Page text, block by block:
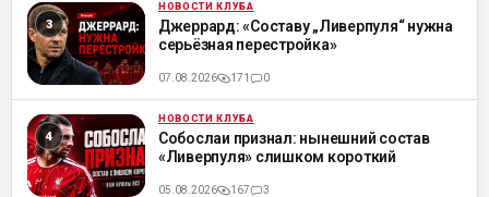
ML НОВОСТИ КЛУБА
Джеррард: «Составу „Ливерпуля“ нужна
серьёзная перестройка»
07.08.2026 171 0
ML НОВОСТИ КЛУБА
Собослаи признал: нынешний состав
«Ливерпуля» слишком короткий
05.08.2026 167 3